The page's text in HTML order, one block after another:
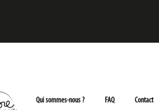
Qui sommes-nous ? FAQ Contact